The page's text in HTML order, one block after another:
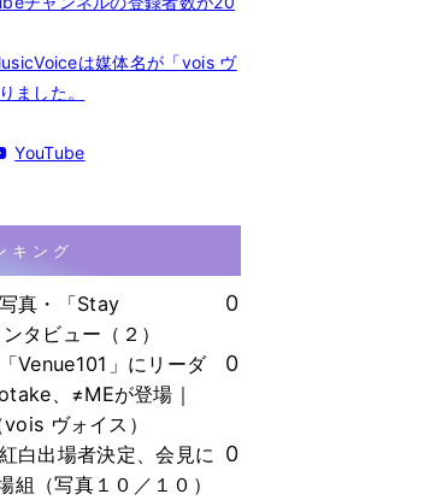
は媒体名が「vois ヴ
ました。
YouTube
キング
写真・「Stay
タビュー（２）
0
「Venue101」にリーダ
、≠MEが登場｜
ヴォイス）
0
紅白出場者決定、会見に
組（写真１０／１０）
0